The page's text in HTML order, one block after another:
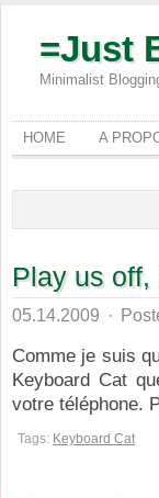
=Just
Minimalist
HOME A
Play us
05.14.2009 ·
Comme je suis
Keyboard Cat
votre téléphone.
Tags: Keyboard Cat